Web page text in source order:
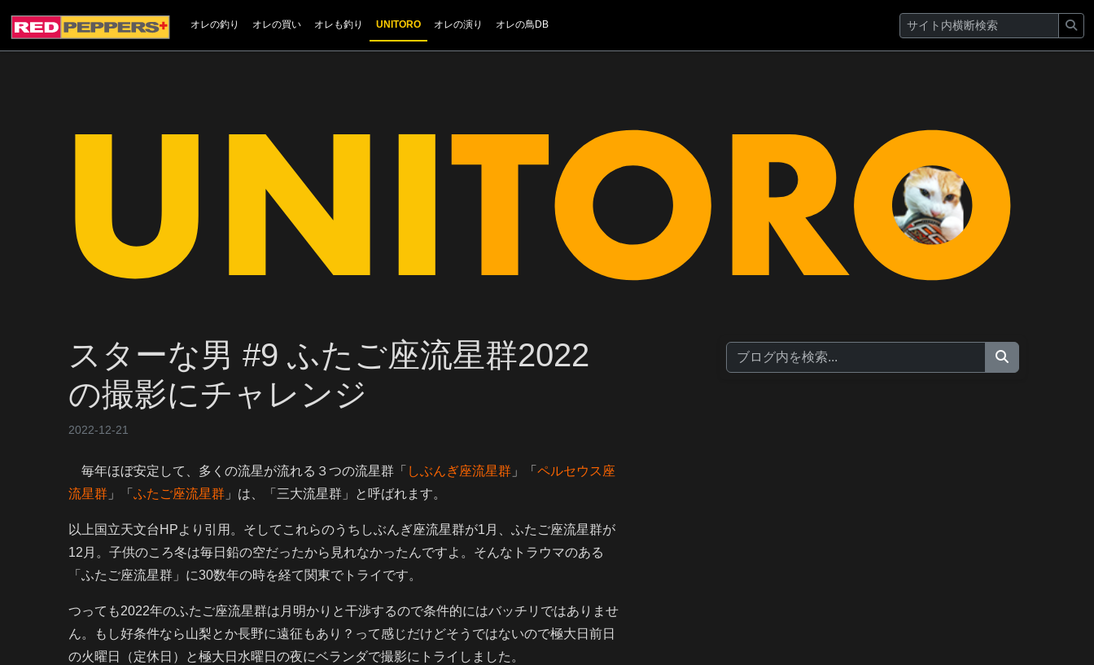
オレの釣り オレの買い オレも釣り UNITORO オレの演り オレの鳥DB
スターな男 #9 ふたご座流星群2022
の撮影にチャレンジ
2022-12-21
毎年ほぼ安定して、多くの流星が流れる３つの流星群「 しぶんぎ座流星群 」「 ペルセウス座
流星群 」「 ふたご座流星群 」は、「三大流星群」と呼ばれます。
以上国立天文台HPより引用。そしてこれらのうちしぶんぎ座流星群が1月、ふたご座流星群が
12月。子供のころ冬は毎日鉛の空だったから見れなかったんですよ。そんなトラウマのある
「ふたご座流星群」に30数年の時を経て関東でトライです。
つっても2022年のふたご座流星群は月明かりと干渉するので条件的にはバッチリではありませ
ん。もし好条件なら山梨とか長野に遠征もあり？って感じだけどそうではないので極大日前日
の火曜日（定休日）と極大日水曜日の夜にベランダで撮影にトライしました。